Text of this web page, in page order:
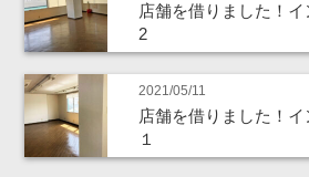
店舗を借りました！
2
2021/05/11
店舗を借りました！
１